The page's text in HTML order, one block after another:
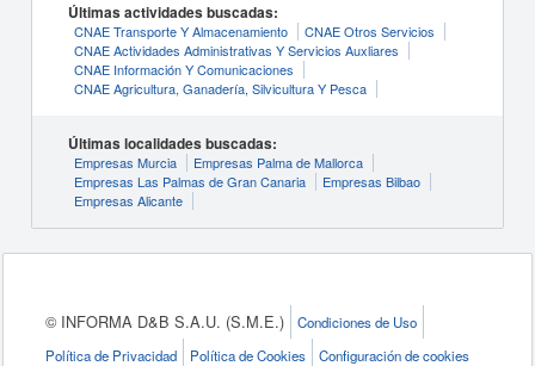
Últimas actividades buscadas:
CNAE Transporte Y Almacenamiento
CNAE Otros Servicios
CNAE Actividades Administrativas Y Servicios Auxliares
CNAE Información Y Comunicaciones
CNAE Agricultura, Ganadería, Silvicultura Y Pesca
Últimas localidades buscadas:
Empresas Murcia
Empresas Palma de Mallorca
Empresas Las Palmas de Gran Canaria
Empresas Bilbao
Empresas Alicante
© INFORMA D&B S.A.U. (S.M.E.)
Condiciones de Uso
Política de Privacidad
Política de Cookies Configuración de cookies